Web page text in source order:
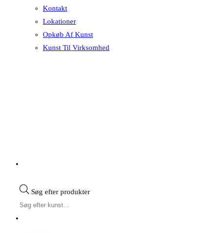
Kontakt
Lokationer
Opkøb Af Kunst
Kunst Til Virksomhed
Søg efter produkter